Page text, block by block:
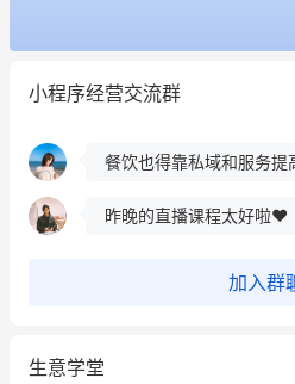
小程序经营交流群
这个营销策划案例推荐大
用有赞就能在微信、小红
餐饮也得靠私域和服务提
昨晚的直播课程太好啦❤️
加入群
生意学堂